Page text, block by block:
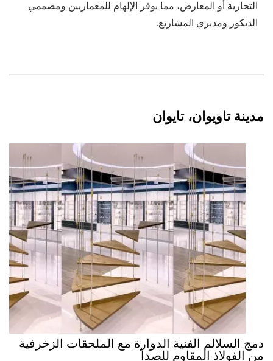
التجارية أو المعارض، مما يوفر الإلهام للمعماريين ومصممي
الديكور ومديري المشاريع.
مدينة تاويوان، تايوان
دمج السلالم الفنية الدوارة مع الملحقات الزخرفية
من الفولاذ المقاوم للصدأ